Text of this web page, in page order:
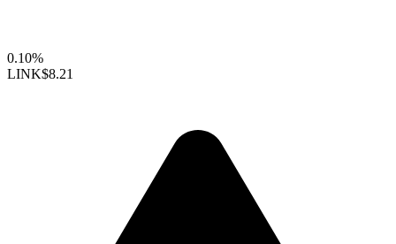
0.10%
LINK$8.21